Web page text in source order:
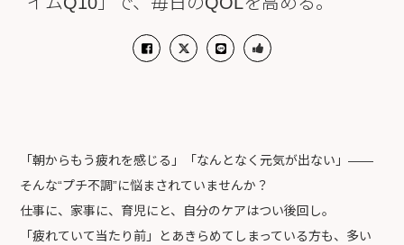
「朝からもう疲れを感じる」「なんとなく元気が出ない」——
そんな“プチ不調”に悩まされていませんか？
仕事に、家事に、育児にと、自分のケアはつい後回し。
「疲れていて当たり前」とあきらめてしまっている方も、多い